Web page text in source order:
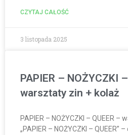
CZYTAJ CAŁOŚĆ
3 listopada 2025
PAPIER – NOŻYCZKI
warsztaty zin + kolaż
PAPIER – NOŻYCZKI – QUEER –
„PAPIER – NOŻYCZKI – QUEER”